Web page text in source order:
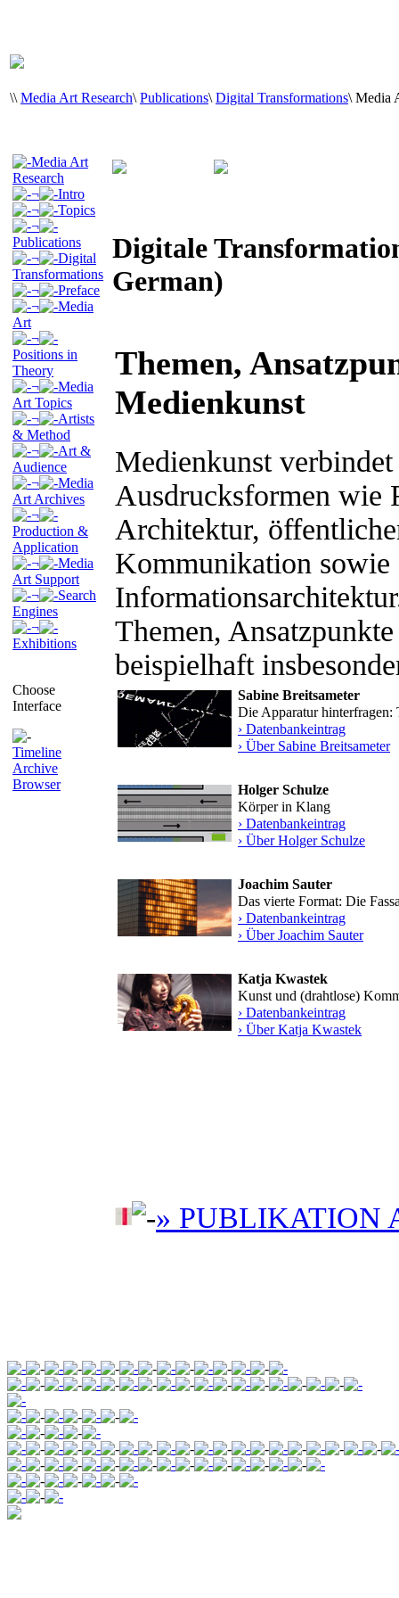
\\ Media Art Research\ Publications\ Digital Transformations\ Media
Media Art
Research
¬
Intro
¬
Topics
¬
Publications
¬
Digital
Transformations
¬
Preface
¬
Media
Art
¬
Positions in
Theory
¬
Media
Art Topics
¬
Artists
& Method
¬
Art &
Audience
¬
Media
Art Archives
¬
Production &
Application
¬
Media
Art Support
¬
Search
Engines
¬
Exhibitions
Choose
Interface
Timeline
Archive
Browser
Digitale
German)
Themen,
Medienkunst
Medienkunst
Ausdrucksformen wie
Architektur,
Kommunikation
Themen,
beispielhaft
Sabine Breitsameter
Die Apparatur
› Datenbankeintrag
› Über Sabine Breitsameter
Holger Schulze
Körper in Klang
› Datenbankeintrag
› Über Holger Schulze
Joachim Sauter
Das vierte Format: Die
› Datenbankeintrag
› Über Joachim Sauter
Katja Kwastek
Kunst und (drahtlose)
› Datenbankeintrag
› Über Katja Kwastek
» PUBLIKATION